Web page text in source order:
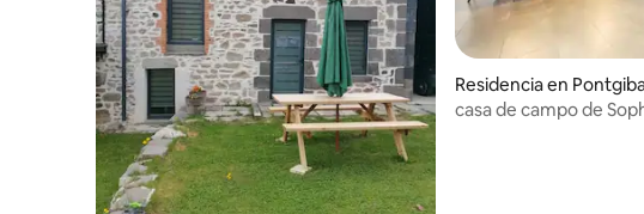
Residencia en
casa de campo de